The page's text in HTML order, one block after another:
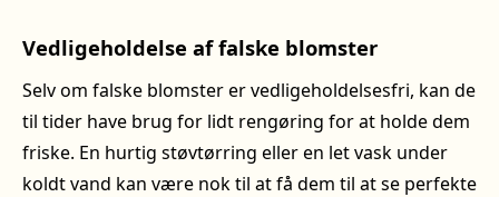
Vedligeholdelse af falske blomster
Selv om falske blomster er vedligeholdelsesfri, kan de
til tider have brug for lidt rengøring for at holde dem
friske. En hurtig støvtørring eller en let vask under
koldt vand kan være nok til at få dem til at se perfekte